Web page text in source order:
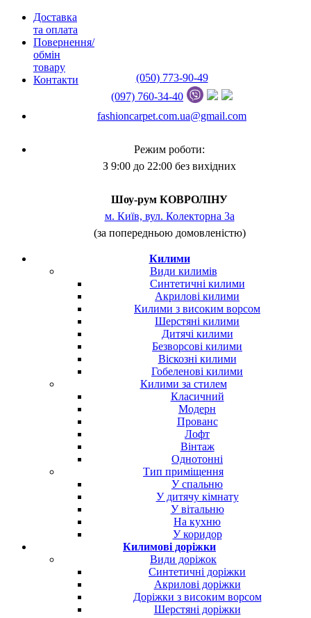
Доставка
та оплата
Повернення/
обмін
товару
Контакти
(050) 773-90-49
(097) 760-34-40
fashioncarpet.com.ua@gmail.com
Режим роботи:
З 9:00 до 22:00 без вихідних
Шоу-рум КОВРОЛІНУ
м. Київ, вул. Колекторна 3а
(за попередньою домовленістю)
Килими
Види килимів
Синтетичні килими
Акрилові килими
Килими з високим ворсом
Шерстяні килими
Дитячі килими
Безворсові килими
Віскозні килими
Гобеленові килими
Килими за стилем
Класичний
Модерн
Прованс
Лофт
Вінтаж
Однотонні
Тип приміщення
У спальню
У дитячу кімнату
У вітальню
На кухню
У коридор
Килимові доріжки
Види доріжок
Синтетичні доріжки
Акрилові доріжки
Доріжки з високим ворсом
Шерстяні доріжки